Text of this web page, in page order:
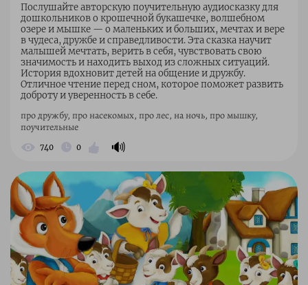
Послушайте авторскую поучительную аудиосказку для
дошкольников о крошечной букашечке, волшебном
озере и мышке — о маленьких и больших, мечтах и вере
в чудеса, дружбе и справедливости. Эта сказка научит
малышей мечтать, верить в себя, чувствовать свою
значимость и находить выход из сложных ситуаций.
История вдохновит детей на общение и дружбу.
Отличное чтение перед сном, которое поможет развить
доброту и уверенность в себе.
про дружбу, про насекомых, про лес, на ночь, про мышку,
поучительные
740 0 🔊